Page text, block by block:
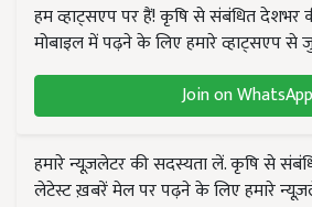
हम व्हाट्सएप पर हैं! कृषि से संबंधित देशभर
मोबाइल में पढ़ने के लिए हमारे व्हाट्सएप से
Join on WhatsApp
हमारे न्यूज़लेटर की सदस्यता लें. कृषि से
लेटेस्ट ख़बरें मेल पर पढ़ने के लिए हमारे